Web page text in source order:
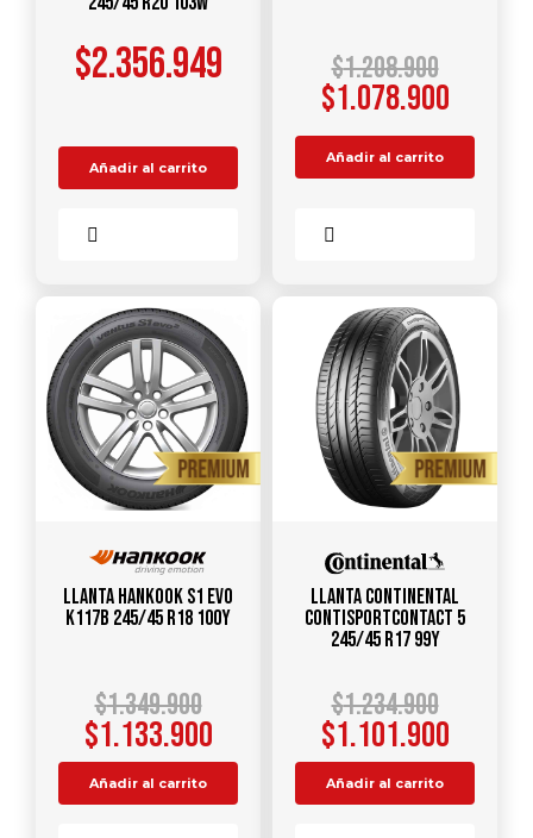
$2.356.949
Añadir al carrito
$1.208.900
$1.078.900
Añadir al carrito
Llanta HANKOOK S1 Evo
K117B 245/45 R18 100Y
$1.349.900
$1.133.900
Añadir al carrito
Llanta CONTINENTAL
ContiSportContact 5
245/45 R17 99Y
$1.234.900
$1.101.900
Añadir al carrito